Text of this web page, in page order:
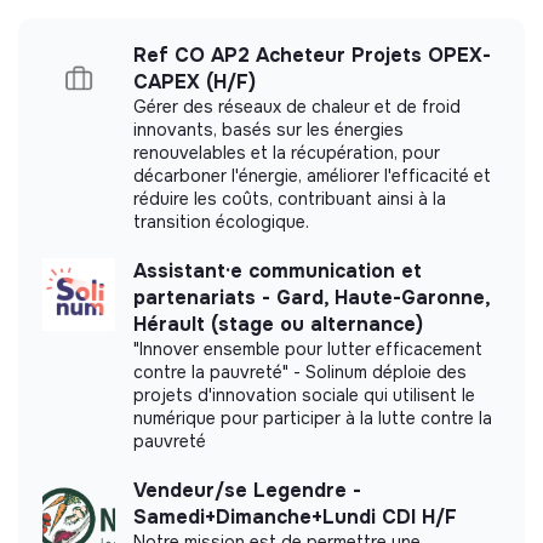
More information
Website
Nonprofit organization
< 15 persons
Food
Impact study
Lelefan did not yet communicate its impact
measurement.
Labels and certifications
Ref CO AP2 Acheteur Projets OPEX-
CAPEX (H/F)
Gérer des réseaux de chaleur et de froid
innovants, basés sur les énergies
renouvelables et la récupération, pour
décarboner l'énergie, améliorer l'efficacité et
réduire les coûts, contribuant ainsi à la
transition écologique.
Assistant·e communication et
partenariats - Gard, Haute-Garonne,
Hérault (stage ou alternance)
"Innover ensemble pour lutter efficacement
contre la pauvreté" - Solinum déploie des
projets d'innovation sociale qui utilisent le
numérique pour participer à la lutte contre la
pauvreté
Vendeur/se Legendre -
Samedi+Dimanche+Lundi CDI H/F